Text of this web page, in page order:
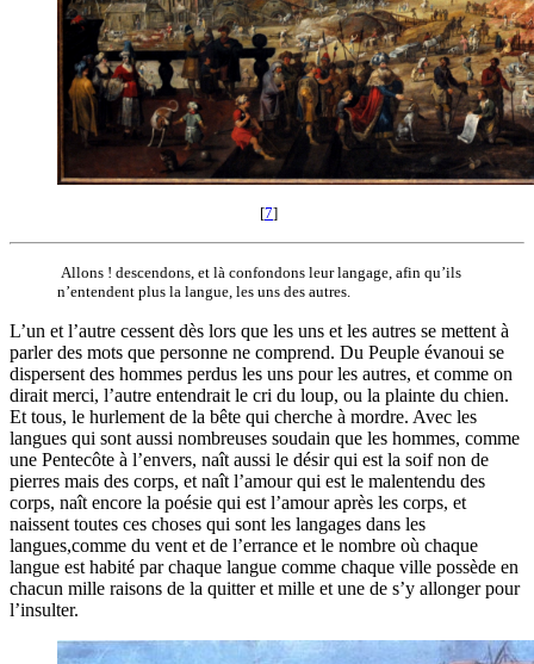
[7]
Allons ! descendons, et là confondons leur langage, afin qu’ils
n’entendent plus la langue, les uns des autres.
L’un et l’autre cessent dès lors que les uns et les autres se mettent à
parler des mots que personne ne comprend. Du Peuple évanoui se
dispersent des hommes perdus les uns pour les autres, et comme on
dirait merci, l’autre entendrait le cri du loup, ou la plainte du chien.
Et tous, le hurlement de la bête qui cherche à mordre. Avec les
langues qui sont aussi nombreuses soudain que les hommes, comme
une Pentecôte à l’envers, naît aussi le désir qui est la soif non de
pierres mais des corps, et naît l’amour qui est le malentendu des
corps, naît encore la poésie qui est l’amour après les corps, et
naissent toutes ces choses qui sont les langages dans les
langues,comme du vent et de l’errance et le nombre où chaque
langue est habité par chaque langue comme chaque ville possède en
chacun mille raisons de la quitter et mille et une de s’y allonger pour
l’insulter.